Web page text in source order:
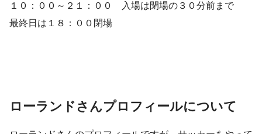
１０：００～２１：００ 入場は閉場の３０分前まで
最終日は１８：００閉場
ローランドさんプロフィールについて